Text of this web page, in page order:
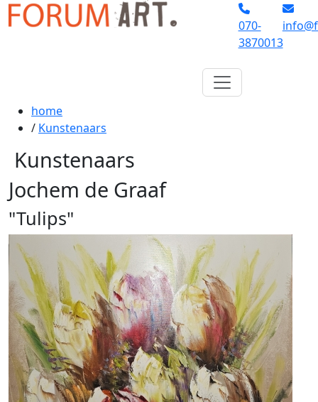
070-
3870013
home
/ Kunstenaars
Kunstenaars
Jochem de Graaf
"Tulips"